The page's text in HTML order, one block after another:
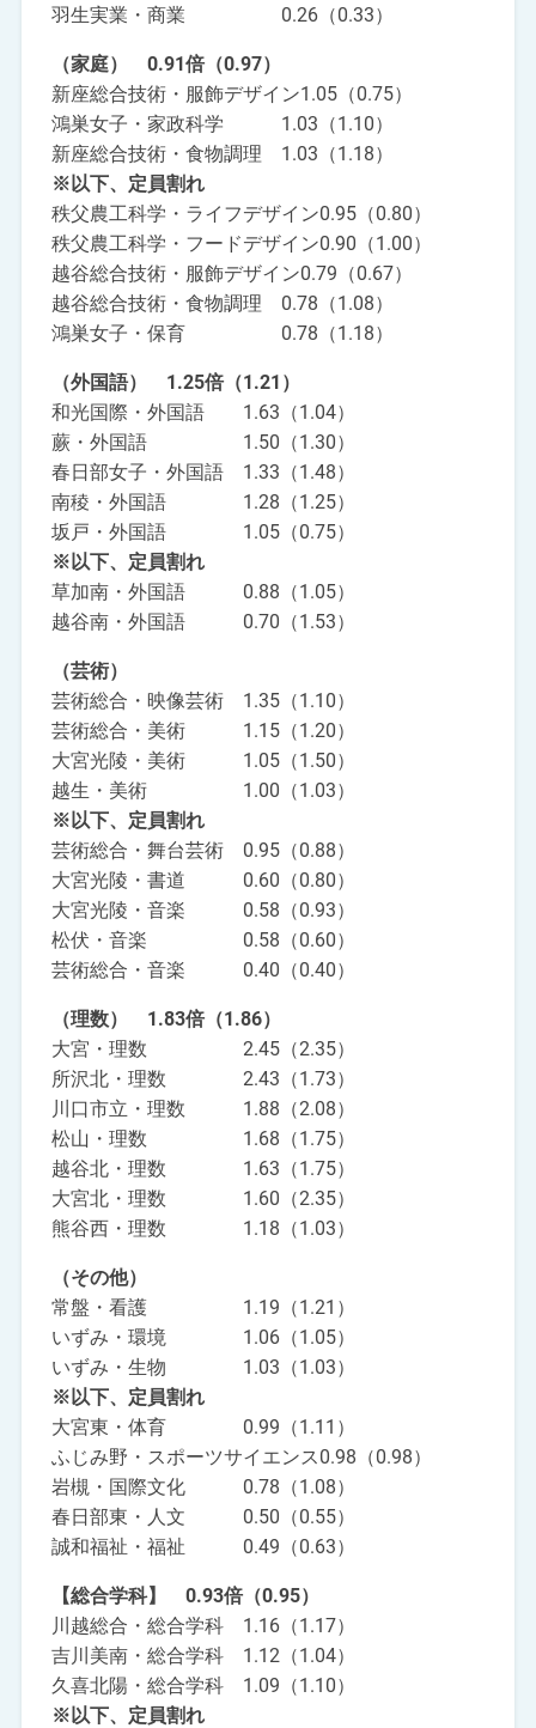
羽生実業・商業 0.26（0.33）
（家庭） 0.91倍（0.97）
新座総合技術・服飾デザイン1.05（0.75）
鴻巣女子・家政科学 1.03（1.10）
新座総合技術・食物調理 1.03（1.18）
※以下、定員割れ
秩父農工科学・ライフデザイン0.95（0.80）
秩父農工科学・フードデザイン0.90（1.00）
越谷総合技術・服飾デザイン0.79（0.67）
越谷総合技術・食物調理 0.78（1.08）
鴻巣女子・保育 0.78（1.18）
（外国語） 1.25倍（1.21）
和光国際・外国語 1.63（1.04）
蕨・外国語 1.50（1.30）
春日部女子・外国語 1.33（1.48）
南稜・外国語 1.28（1.25）
坂戸・外国語 1.05（0.75）
※以下、定員割れ
草加南・外国語 0.88（1.05）
越谷南・外国語 0.70（1.53）
（芸術）
芸術総合・映像芸術 1.35（1.10）
芸術総合・美術 1.15（1.20）
大宮光陵・美術 1.05（1.50）
越生・美術 1.00（1.03）
※以下、定員割れ
芸術総合・舞台芸術 0.95（0.88）
大宮光陵・書道 0.60（0.80）
大宮光陵・音楽 0.58（0.93）
松伏・音楽 0.58（0.60）
芸術総合・音楽 0.40（0.40）
（理数） 1.83倍（1.86）
大宮・理数 2.45（2.35）
所沢北・理数 2.43（1.73）
川口市立・理数 1.88（2.08）
松山・理数 1.68（1.75）
越谷北・理数 1.63（1.75）
大宮北・理数 1.60（2.35）
熊谷西・理数 1.18（1.03）
（その他）
常盤・看護 1.19（1.21）
いずみ・環境 1.06（1.05）
いずみ・生物 1.03（1.03）
※以下、定員割れ
大宮東・体育 0.99（1.11）
ふじみ野・スポーツサイエンス0.98（0.98）
岩槻・国際文化 0.78（1.08）
春日部東・人文 0.50（0.55）
誠和福祉・福祉 0.49（0.63）
【総合学科】 0.93倍（0.95）
川越総合・総合学科 1.16（1.17）
吉川美南・総合学科 1.12（1.04）
久喜北陽・総合学科 1.09（1.10）
※以下、定員割れ